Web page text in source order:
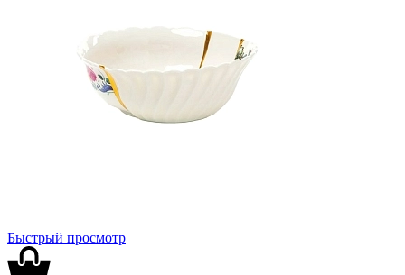
Быстрый просмотр